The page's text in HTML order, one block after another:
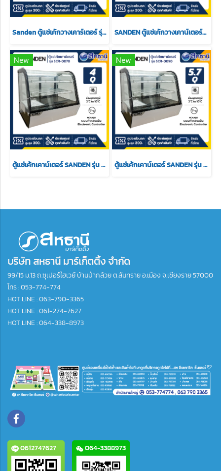
Sanden ตู้แช่เค้กวางเคาร์เตอร์ รุ่น SKR-0070 ขนาด 3.5Q สีดำ 2 ชั้นวาง SANDEN ตู้แช่เค้กวางเคาน์เตอร์กระจกโค้ง รุ่น SKC-0090G ความจุ 4.2 Q.
New
ตู้แช่เค้กเคาน์เตอร์ SANDEN รุ่น scr-0070 ขนาด 4 Q
New
ตู้แช่เค้กเคาน์เตอร์ SANDEN รุ่น SCR-0090 ขนาด 5.7 Q
บริษัท สหธานี มาร์เก็ตติ้ง จำกัด
99/15 ม.13 ถ.ซุเปอร์ไฮเวย์ บ้านป่ากล้วย ต.สันทราย อ.เมือง จ.เชียงราย 57000
โทร :053-774-774
HOT LINE : 063-790-3365
HOT LINE : 061-274-7627
HOT LINE : 064-338-8973
0612747627 064-3388973